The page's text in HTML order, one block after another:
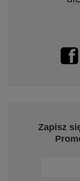
Zapisz